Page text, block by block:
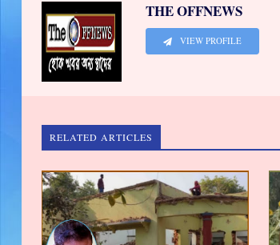
THE OFFNEWS
VIEW PROFILE
RELATED ARTICLES